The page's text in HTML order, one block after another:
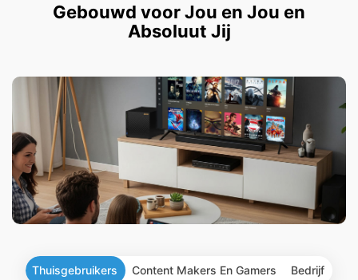
Gebouwd voor Jou en Jou en
Absoluut Jij
Thuisgebruikers Content Makers En Gamers Bedrijf